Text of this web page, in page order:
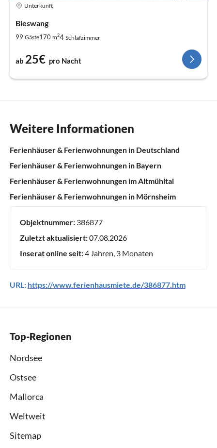
Unterkunft
Bieswang
99 Gäste170 m24 Schlafzimmer
ab 25€ pro Nacht
Weitere Informationen
Ferienhäuser & Ferienwohnungen in Deutschland
Ferienhäuser & Ferienwohnungen in Bayern
Ferienhäuser & Ferienwohnungen im Altmühltal
Ferienhäuser & Ferienwohnungen in Mörnsheim
Objektnummer: 386877
Zuletzt aktualisiert:07.08.2026
Inserat online seit:4 Jahren, 3 Monaten
URL: https://www.ferienhausmiete.de/386877.htm
Top-Regionen
Nordsee
Ostsee
Mallorca
Weltweit
Sitemap